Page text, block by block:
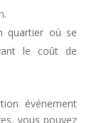
quartier où se
le coût de
événement
vous pouvez